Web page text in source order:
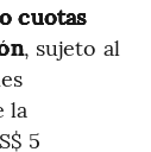
cuotas
, sujeto al
la
5